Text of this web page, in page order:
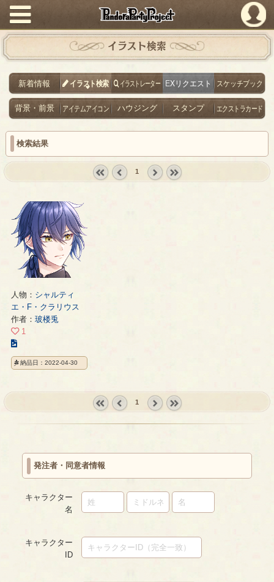
PandoraPartyProject
イラスト検索
新着情報 イラスト検索 イラストレーター EXリクエスト スケッチブック
背景・前景 アイテムアイコン ハウジング スタンプ エクストラカード
検索結果
1
人物： シャルティ
エ・F・クラリウス
作者： 玻楼兎
1
の
イ
ジ
納品日：2022-04-30
1
発注者・同意者情報
キャラクター
名
キャラクター
ID